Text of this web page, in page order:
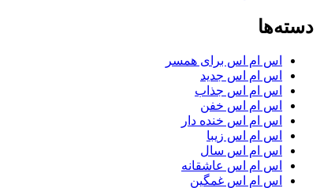
دسته‌ها
اس ام اس برای همسر
اس ام اس جدید
اس ام اس جذاب
اس ام اس خفن
اس ام اس خنده دار
اس ام اس زیبا
اس ام اس سال
اس ام اس عاشقانه
اس ام اس غمگین